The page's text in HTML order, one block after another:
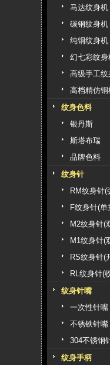
马达纹身机
碳钢纹身机
纯铜纹身机
幻七彩纹身
高级手工纹
高档精仿铜
纹身色料
银丹斯
斯塔布瑞
品牌色料
纹身针
RM纹身针(
F纹身针(单
M2纹身针(
M1纹身针(
RS纹身针(
RL纹身针(
纹身针嘴
一次性针嘴
不锈铁针嘴
304不锈钢
纹身手柄